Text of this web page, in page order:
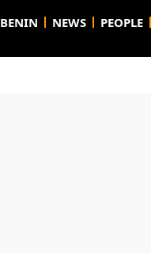
BENIN NEWS PEOPLE